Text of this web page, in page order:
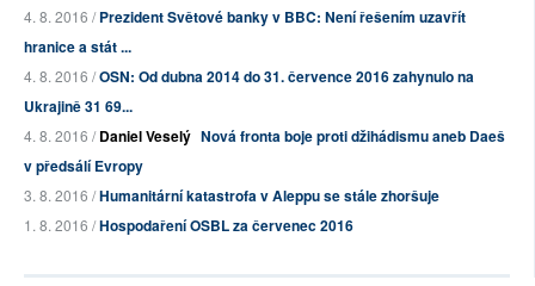
4. 8. 2016 /Prezident Světové banky v BBC: Není řešením uzavřít
hranice a stát ...
4. 8. 2016 /OSN: Od dubna 2014 do 31. července 2016 zahynulo na
Ukrajině 31 69...
4. 8. 2016 /Daniel Veselý Nová fronta boje proti džihádismu aneb Daeš
v předsálí Evropy
3. 8. 2016 /Humanitární katastrofa v Aleppu se stále zhoršuje
1. 8. 2016 /Hospodaření OSBL za červenec 2016